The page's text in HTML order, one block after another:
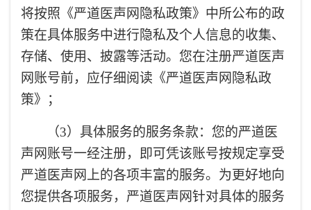
将按照《严道医声网隐私政策》中所公布的政
策在具体服务中进行隐私及个人信息的收集、
存储、使用、披露等活动。您在注册严道医声
网账号前，应仔细阅读《严道医声网隐私政
策》；
（3）具体服务的服务条款：您的严道医
声网账号一经注册，即可凭该账号按规定享受
严道医声网上的各项丰富的服务。为更好地向
您提供各项服务，严道医声网针对具体的服务